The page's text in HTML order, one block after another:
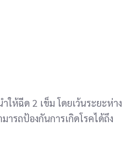
ห้ฉีด 2 เข็ม โดยเว้นระยะห่าง
รถป้องกันการเกิดโรคได้ถึง